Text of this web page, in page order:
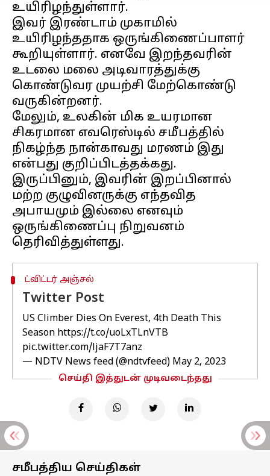
உயிரிழந்துள்ளார்.
இவர் இரண்டாம் முகாமில்
உயிரிழந்ததாக ஒருங்கிணைப்பாளர்
கூறியுள்ளார். எனவே இறந்தவரின்
உடலை மலை அடிவாரத்துக்கு
கொண்டுவர முயற்சி மேற்கொண்டு
வருகின்றனர்.
மேலும், உலகின் மிக உயரமான
சிகரமான எவரெஸ்டில் சமீபத்தில்
நிகழ்ந்த நான்காவது மரணம் இது
என்பது குறிப்பிடத்தக்கது.
இருப்பினும், இவரின் இறப்பினால்
மற்ற குழுவினருக்கு எந்தவித
அபாயமும் இல்லை எனவும்
ஒருங்கிணைப்பு நிறுவனம்
ட்விட்டர் அஞ்சல்
Twitter Post
US Climber Dies On Everest, 4th Death This
Season https://t.co/uoLxTLnVTB
pic.twitter.com/ljaF7T7anz
— NDTV News feed (@ndtvfeed) May 2, 2023
செய்தி இத்துடன் முடிவடைந்தது
சமீபத்திய செய்திகள்